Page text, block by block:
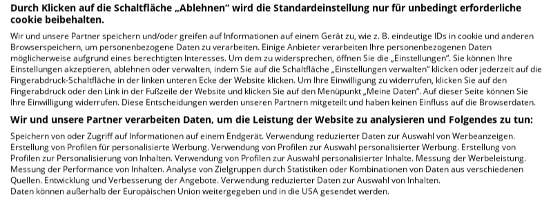
Luisenklinik
Luisenstr. 56
78073 Bad Dürrheim
ZUM PROFIL
In dieser Klinik sind leider noch keine Terminbuchungen
viaKrankenhaus.demöglich.
Durch Klicken auf die Schaltfläche „Ablehnen“ wird die Standardeinstellung nur für unbedingt erforderliche
cookie beibehalten.
Wir und unsere Partner speichern und/oder greifen auf Informationen auf einem Gerät zu, wie z. B. eindeutige IDs in cookie und anderen
Browserspeichern, um personenbezogene Daten zu verarbeiten. Einige Anbieter verarbeiten Ihre personenbezogenen Daten
möglicherweise aufgrund eines berechtigten Interesses. Um dem zu widersprechen, öffnen Sie die „Einstellungen“. Sie können Ihre
Einstellungen akzeptieren, ablehnen oder verwalten, indem Sie auf die Schaltfläche „Einstellungen verwalten“ klicken oder jederzeit auf die
Fingerabdruck-Schaltfläche in der linken unteren Ecke der Website klicken. Um Ihre Einwilligung zu widerrufen, klicken Sie auf den
Fingerabdruck oder den Link in der Fußzeile der Website und klicken Sie auf den Menüpunkt „Meine Daten“. Auf dieser Seite können Sie
Ihre Einwilligung widerrufen. Diese Entscheidungen werden unseren Partnern mitgeteilt und haben keinen Einfluss auf die Browserdaten.
Wir und unsere Partner verarbeiten Daten, um die Leistung der Website zu analysieren und Folgendes zu tun:
Speichern von oder Zugriff auf Informationen auf einem Endgerät. Verwendung reduzierter Daten zur Auswahl von Werbeanzeigen.
Erstellung von Profilen für personalisierte Werbung. Verwendung von Profilen zur Auswahl personalisierter Werbung. Erstellung von
Profilen zur Personalisierung von Inhalten. Verwendung von Profilen zur Auswahl personalisierter Inhalte. Messung der Werbeleistung.
Messung der Performance von Inhalten. Analyse von Zielgruppen durch Statistiken oder Kombinationen von Daten aus verschiedenen
Quellen. Entwicklung und Verbesserung der Angebote. Verwendung reduzierter Daten zur Auswahl von Inhalten.
Daten können außerhalb der Europäischen Union weitergegeben und in die USA gesendet werden.